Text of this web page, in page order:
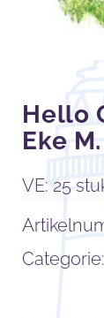
Hello
Eke M.
VE: 25
Categorie: